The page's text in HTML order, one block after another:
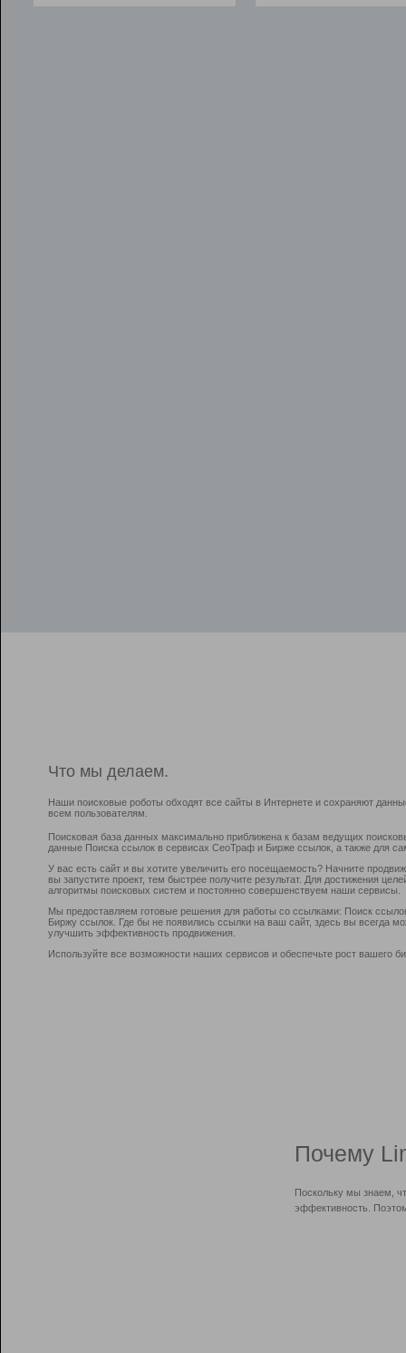
Что мы делаем.
Наши поисковые роботы обходят все сайты в Интернете и сохраняют
всем пользователям.
Поисковая база данных максимально приближена к базам ведущих
данные Поиска ссылок в сервисах СеоТраф и Бирже ссылок, а также для
У вас есть сайт и вы хотите увеличить его посещаемость? Начните
вы запустите проект, тем быстрее получите результат. Для достижения
алгоритмы поисковых систем и постоянно совершенствуем наши сервисы.
Мы предоставляем готовые решения для работы со ссылками: Поиск
Биржу ссылок. Где бы не появились ссылки на ваш сайт, здесь вы всегда
улучшить эффективность продвижения.
Используйте все возможности наших сервисов и обеспечьте рост вашего
Почему
Поскольку мы знаем,
эффективность.